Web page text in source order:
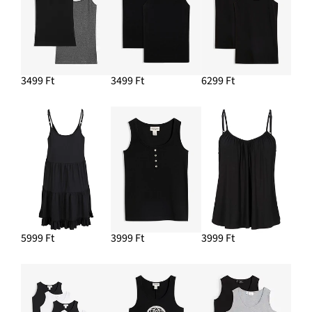
5999 Ft
HOZZÁADÁS A KOSÁRHOZ
Bő ing pamutból és 3/4-es ujjakkal
7799 Ft
3499 Ft 3499 Ft 6299 Ft
5999 Ft 3999 Ft 3999 Ft